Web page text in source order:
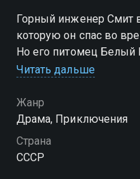
Горный инженер Смит
которую он спас во
Но его питомец Белый
ведь его воспитывали
Читать дальше
Жанр
Драма, Приключения
Страна
СССР